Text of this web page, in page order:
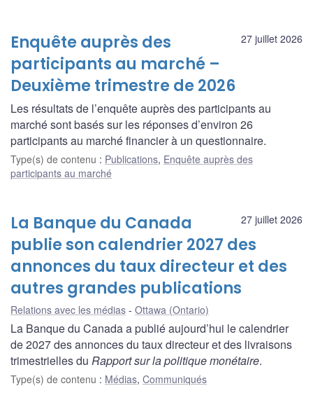
27 juillet 2026
Enquête auprès des
participants au marché –
Deuxième trimestre de 2026
Les résultats de l’enquête auprès des participants au
marché sont basés sur les réponses d’environ 26
participants au marché financier à un questionnaire.
Type(s) de contenu : Publications, Enquête auprès des
participants au marché
27 juillet 2026
La Banque du Canada
publie son calendrier 2027 des
annonces du taux directeur et des
autres grandes publications
Relations avec les médias Ottawa (Ontario)
La Banque du Canada a publié aujourd’hui le calendrier
de 2027 des annonces du taux directeur et des livraisons
trimestrielles du Rapport sur la politique monétaire.
Type(s) de contenu : Médias, Communiqués